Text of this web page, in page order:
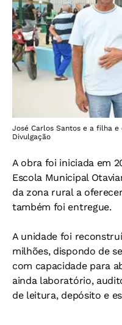
José Carlos Santos e a filha
Divulgação
A obra foi iniciada em
Escola Municipal
da zona rural a
também foi entregue.
A unidade foi
milhões, dispondo de
com capacidade para
ainda laboratório,
de leitura, depósito e